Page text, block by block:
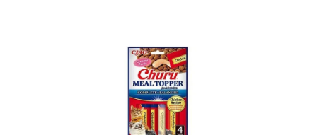
KRÁLÍCI/HLODAVCI/PTÁCI